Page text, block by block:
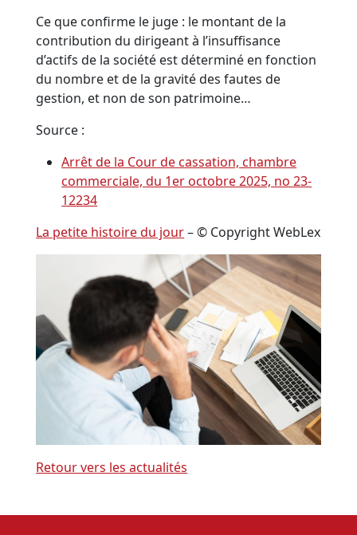
Ce que confirme le juge : le montant de la
contribution du dirigeant à l’insuffisance
d’actifs de la société est déterminé en fonction
du nombre et de la gravité des fautes de
gestion, et non de son patrimoine…
Source :
Arrêt de la Cour de cassation, chambre
commerciale, du 1er octobre 2025, no 23-
12234
La petite histoire du jour– © Copyright WebLex
Retour vers les actualités